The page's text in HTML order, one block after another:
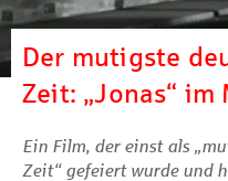
Der mutigste
Zeit: „Jonas“ im
Ein Film, der einst als
Zeit“ gefeiert wurde und